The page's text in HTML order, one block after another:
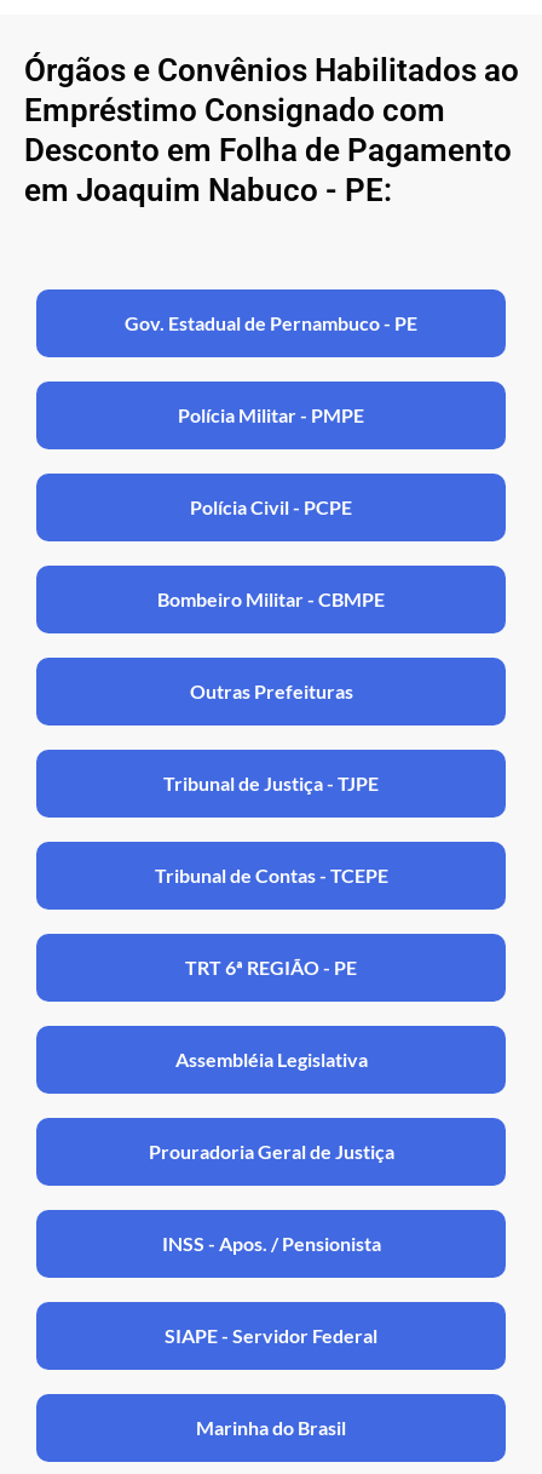
Órgãos e Convênios Habilitados ao
Empréstimo Consignado com
Desconto em Folha de Pagamento
em Joaquim Nabuco - PE:
Gov. Estadual de Pernambuco - PE
Polícia Militar - PMPE
Polícia Civil - PCPE
Bombeiro Militar - CBMPE
Outras Prefeituras
Tribunal de Justiça - TJPE
Tribunal de Contas - TCEPE
TRT 6ª REGIÃO - PE
Assembléia Legislativa
Prouradoria Geral de Justiça
INSS - Apos. / Pensionista
SIAPE - Servidor Federal
Marinha do Brasil